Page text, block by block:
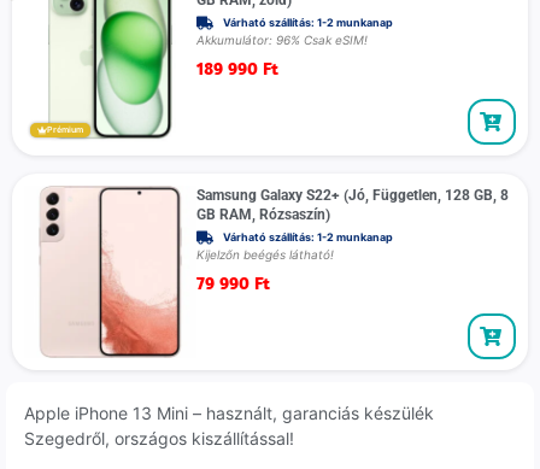
Prémium
Várható szállítás: 1-2 munkanap
Akkumulátor: 96% Csak eSIM!
189 990 Ft
Samsung Galaxy S22+ (Jó, Független, 128 GB, 8
GB RAM, Rózsaszín)
Várható szállítás: 1-2 munkanap
Kijelzőn beégés látható!
79 990 Ft
Apple iPhone 13 Mini – használt, garanciás készülék
Szegedről, országos kiszállítással!